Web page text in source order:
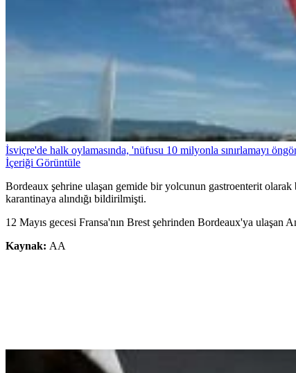
İsviçre'de halk oylamasında, 'nüfusu 10 milyonla sınırlamayı
İçeriği Görüntüle
Bordeaux şehrine ulaşan gemide bir yolcunun gastroenterit
karantinaya alındığı bildirilmişti.
12 Mayıs gecesi Fransa'nın Brest şehrinden Bordeaux'ya
Kaynak: AA